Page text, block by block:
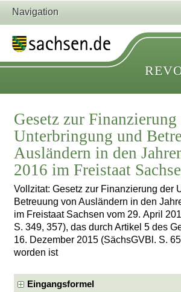
Navigation
Gesetz zur Finanzierung
Unterbringung und
Ausländern in den
2016 im Freistaat
Vollzitat: Gesetz zur Finanzierung der
Betreuung von Ausländern in den
im Freistaat Sachsen vom 29. April
S. 349, 357), das durch Artikel 5 des
16. Dezember 2015 (SächsGVBl. S.
worden ist
Eingangsformel